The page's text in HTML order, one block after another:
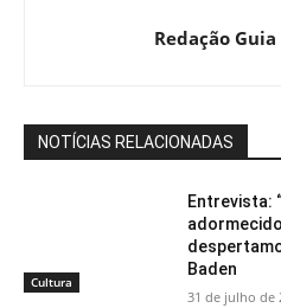
Redação
NOTÍCIAS RELACIONADAS
Cultura
Entrevista:
Baden
31 de julho de